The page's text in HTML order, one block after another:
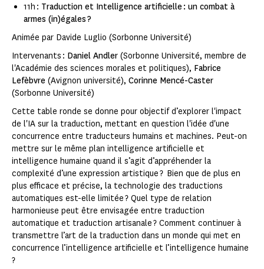
11h : Traduction et Intelligence artificielle : un combat à
armes (in)égales ?
Animée par Davide Luglio (Sorbonne Université)
Intervenants : Daniel Andler (Sorbonne Université, membre de
l'Académie des sciences morales et politiques), Fabrice
Lefèbvre (Avignon université), Corinne Mencé-Caster
(Sorbonne Université)
Cette table ronde se donne pour objectif d’explorer l'impact
de l'IA sur la traduction, mettant en question l'idée d'une
concurrence entre traducteurs humains et machines. Peut-on
mettre sur le même plan intelligence artificielle et
intelligence humaine quand il s’agit d’appréhender la
complexité d’une expression artistique ? Bien que de plus en
plus efficace et précise, la technologie des traductions
automatiques est-elle limitée ? Quel type de relation
harmonieuse peut être envisagée entre traduction
automatique et traduction artisanale ? Comment continuer à
transmettre l’art de la traduction dans un monde qui met en
concurrence l’intelligence artificielle et l’intelligence humaine
?